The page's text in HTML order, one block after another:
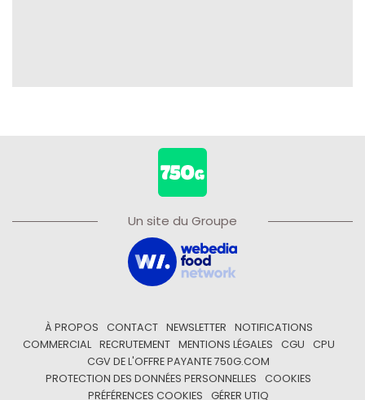
Un site du Groupe
À PROPOS CONTACT NEWSLETTER
NOTIFICATIONS
COMMERCIAL
RECRUTEMENT MENTIONS LÉGALES CGU
CPU
CGV DE L'OFFRE PAYANTE 750G.COM
PROTECTION DES DONNÉES PERSONNELLES
COOKIES
PRÉFÉRENCES COOKIES
GÉRER UTIQ